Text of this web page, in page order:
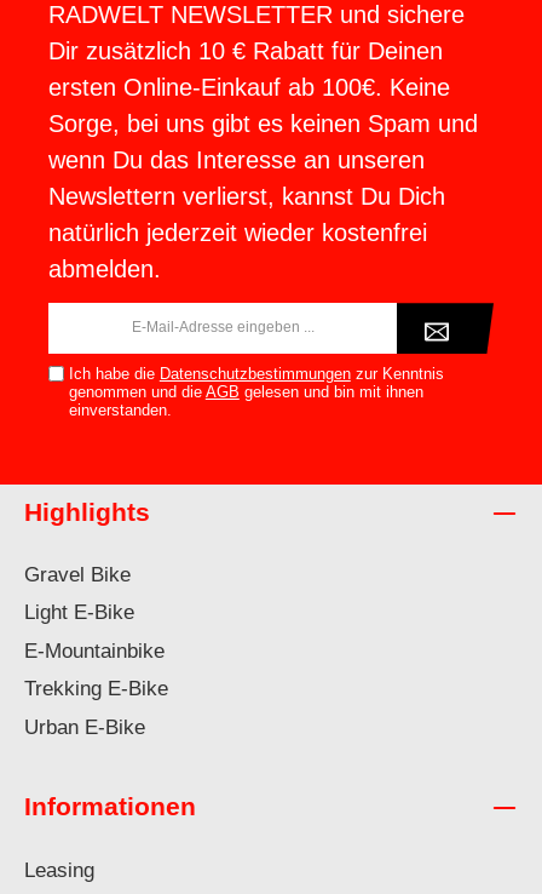
RADWELT NEWSLETTER und sichere
Dir zusätzlich 10 € Rabatt für Deinen
ersten Online-Einkauf ab 100€. Keine
Sorge, bei uns gibt es keinen Spam und
wenn Du das Interesse an unseren
Newslettern verlierst, kannst Du Dich
natürlich jederzeit wieder kostenfrei
abmelden.
Ich habe die Datenschutzbestimmungenzur Kenntnis
genommen und die AGB gelesen und bin mit ihnen
einverstanden.
Highlights
Gravel Bike
Light E-Bike
E-Mountainbike
Trekking E-Bike
Urban E-Bike
Informationen
Leasing